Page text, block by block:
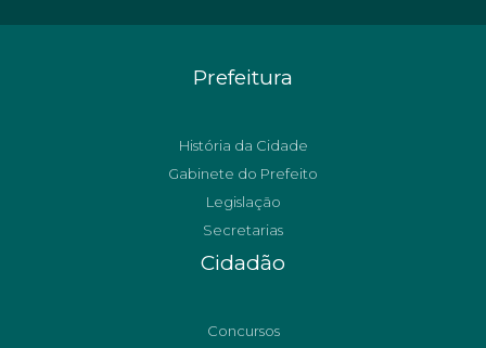
Prefeitura
História da Cidade
Gabinete do Prefeito
Legislação
Secretarias
Cidadão
Concursos